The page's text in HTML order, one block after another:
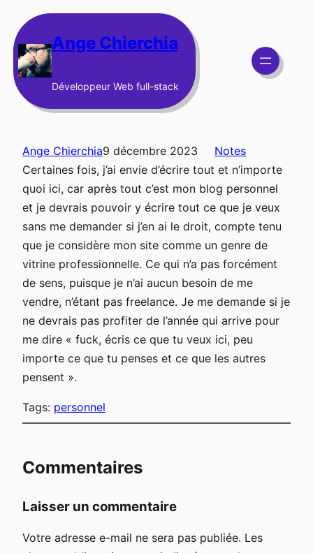
au
contenu Ange Chierchia
Développeur Web full-stack
Ange Chierchia9 décembre 2023
Notes
Certaines fois, j’ai envie d’écrire tout et n’importe
quoi ici, car après tout c’est mon blog personnel
et je devrais pouvoir y écrire tout ce que je veux
sans me demander si j’en ai le droit, compte tenu
que je considère mon site comme un genre de
vitrine professionnelle. Ce qui n’a pas forcément
de sens, puisque je n’ai aucun besoin de me
vendre, n’étant pas freelance. Je me demande si je
ne devrais pas profiter de l’année qui arrive pour
me dire « fuck, écris ce que tu veux ici, peu
importe ce que tu penses et ce que les autres
pensent ».
Tags: personnel
Commentaires
Laisser un commentaire
Votre adresse e-mail ne sera pas publiée. Les